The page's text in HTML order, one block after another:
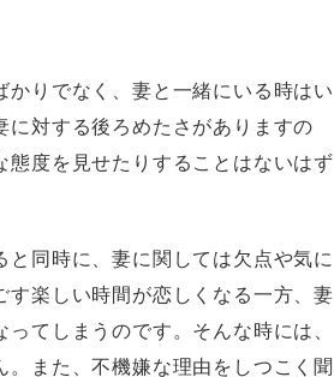
りでなく、妻と一緒にいる時はい
対する後ろめたさがありますの
度を見せたりすることはないはず
同時に、妻に関しては欠点や気に
楽しい時間が恋しくなる一方、妻
てしまうのです。そんな時には、
また、不機嫌な理由をしつこく聞